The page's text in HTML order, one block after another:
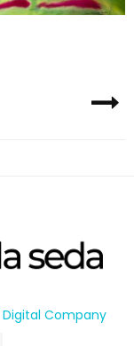
Digital Company